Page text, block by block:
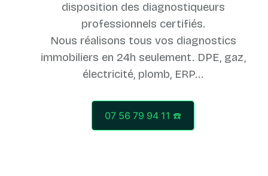
disposition des diagnostiqueurs
professionnels certifiés.
Nous réalisons tous vos diagnostics
immobiliers en 24h seulement. DPE, gaz,
07 56 79 94 11 ☎️